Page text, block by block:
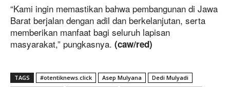
“Kami ingin memastikan bahwa pembangunan di Jawa
Barat berjalan dengan adil dan berkelanjutan, serta
memberikan manfaat bagi seluruh lapisan
masyarakat,” pungkasnya. (caw/red)
TAGS #otentiknews.click Asep Mulyana
Dedi Mulyadi